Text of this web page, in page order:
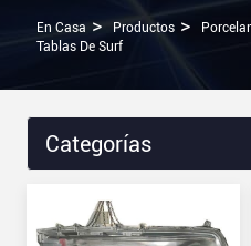
En Casa > Productos >
Tablas De Surf
Categorías